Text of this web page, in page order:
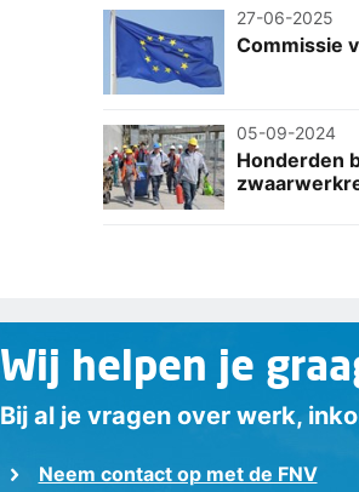
27-06-2025
Commissie
05-09-2024
Honderden
Wij helpen je
Bij al je vragen over werk,
Neem contact op met de FNV